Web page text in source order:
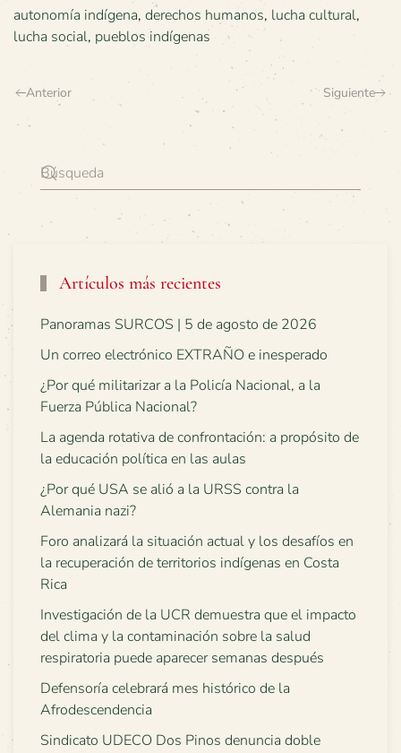
autonomía indígena, derechos humanos, lucha cultural,
lucha social, pueblos indígenas
Anterior Siguiente
Artículos más recientes
Panoramas SURCOS | 5 de agosto de 2026
Un correo electrónico EXTRAÑO e inesperado
¿Por qué militarizar a la Policía Nacional, a la
Fuerza Pública Nacional?
La agenda rotativa de confrontación: a propósito de
la educación política en las aulas
¿Por qué USA se alió a la URSS contra la
Alemania nazi?
Foro analizará la situación actual y los desafíos en
la recuperación de territorios indígenas en Costa
Rica
Investigación de la UCR demuestra que el impacto
del clima y la contaminación sobre la salud
respiratoria puede aparecer semanas después
Defensoría celebrará mes histórico de la
Afrodescendencia
Sindicato UDECO Dos Pinos denuncia doble